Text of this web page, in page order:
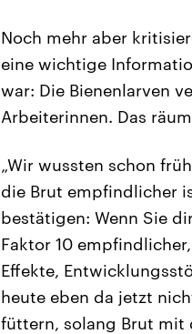
Noch mehr aber
eine wichtige
war: Die Bienenlarven
Arbeiterinnen. Das
„Wir wussten schon
die Brut empfindlicher
bestätigen: Wenn Sie
Faktor 10
Effekte,
heute eben da jetzt
füttern, solang Brut mit